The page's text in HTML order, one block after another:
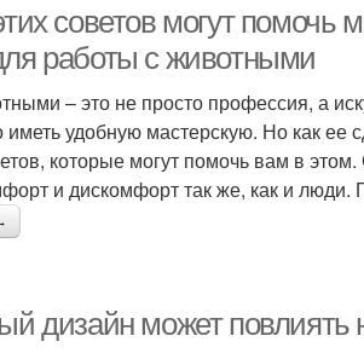
советов могут
работы с животными
– это не просто профессия, а
удобную мастерскую. Но как
которые могут помочь вам в
и дискомфорт так же, как и
дизайн может повлиять